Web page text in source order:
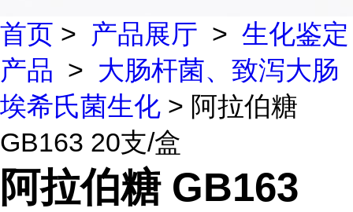
首页 > 产品展厅 > 生化鉴定
产品 > 大肠杆菌、致泻大肠
埃希氏菌生化 > 阿拉伯糖
GB163 20支/盒
阿拉伯糖 GB163